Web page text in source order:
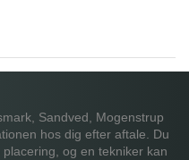
Sandved, Mogenstrup
hos dig efter aftale. Du
og en tekniker kan